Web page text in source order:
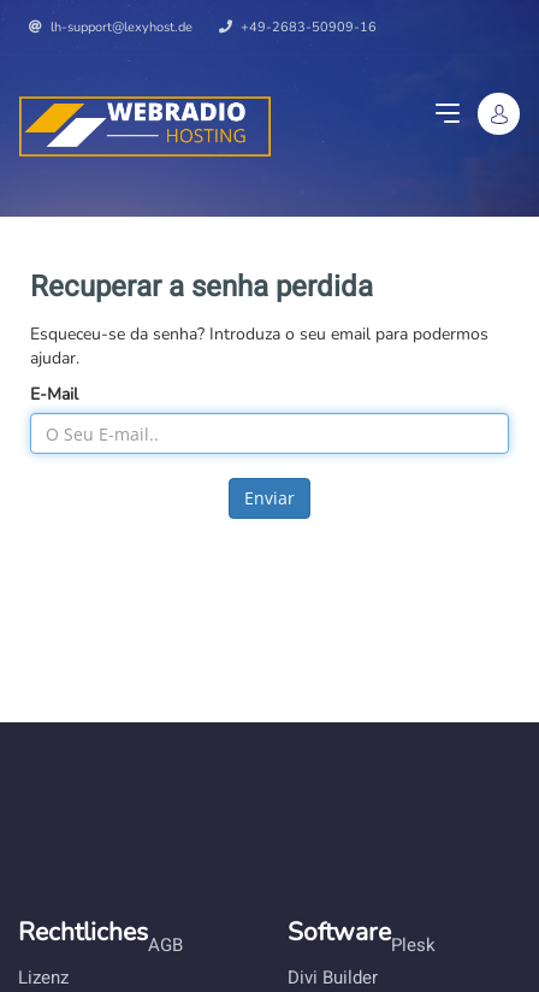
lh-support@lexyhost.de +49-2683-50909-16
Recuperar a senha perdida
Esqueceu-se da senha? Introduza o seu email para podermos
ajudar.
E-Mail
Enviar
RechtlichesAGB
Lizenz
SoftwarePlesk
Divi Builder